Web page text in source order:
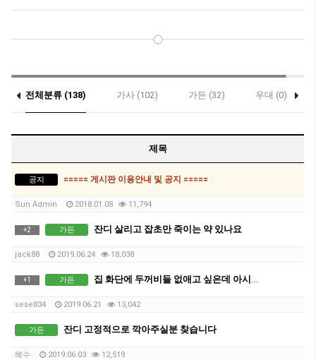
전체분류 (138) 가사 (102) 가든 (32) 우대 (0)
제목
공지 ===== 게시판 이용안내 및 공지 =====
Sun Admin 2018.01.08 11,794
+2 가든 잔디 살리고 잡초만 죽이는 약 있나요
jack88 2019.06.24 18,038
+1 가든 집 화단에 두꺼비들 없애고 싶은데 아시는분
sese834 2019.06.21 13,042
가든 잔디 고정적으로 깍아주실분 찾습니다
혜수 2019.06.03 12,519